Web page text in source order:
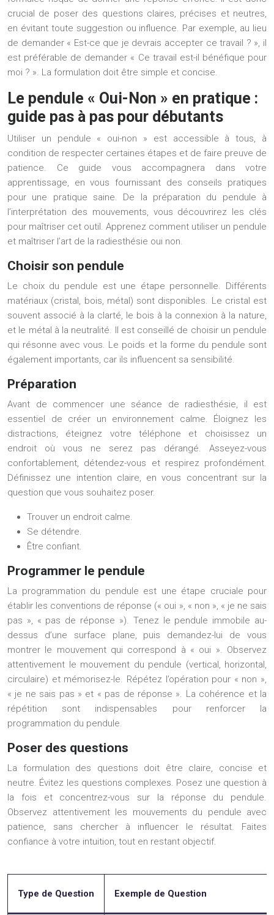
crucial de poser des questions claires, précises et neutres,
en évitant toute suggestion ou influence. Par exemple, au lieu
de demander « Est-ce que je devrais accepter ce travail ? », il
est préférable de demander « Ce travail est-il bénéfique pour
moi ? ». La formulation doit être simple et concise.
Le pendule « Oui-Non » en pratique :
guide pas à pas pour débutants
Utiliser un pendule « oui-non » est accessible à tous, à
condition de respecter certaines étapes et de faire preuve de
patience. Ce guide vous accompagnera dans votre
apprentissage, en vous fournissant des conseils pratiques
pour une pratique saine. De la préparation du pendule à
l’interprétation des mouvements, vous découvrirez les clés
pour maîtriser cet outil. Apprenez comment utiliser un pendule
et maîtriser l’art de la radiesthésie oui non.
Choisir son pendule
Le choix du pendule est une étape personnelle. Différents
matériaux (cristal, bois, métal) sont disponibles. Le cristal est
souvent associé à la clarté, le bois à la connexion à la nature,
et le métal à la neutralité. Il est conseillé de choisir un pendule
qui résonne avec vous. Le poids et la forme du pendule sont
également importants, car ils influencent sa sensibilité.
Préparation
Avant de commencer une séance de radiesthésie, il est
essentiel de créer un environnement calme. Éloignez les
distractions, éteignez votre téléphone et choisissez un
endroit où vous ne serez pas dérangé. Asseyez-vous
confortablement, détendez-vous et respirez profondément.
Définissez une intention claire, en vous concentrant sur la
question que vous souhaitez poser.
Trouver un endroit calme.
Se détendre.
Être confiant.
Programmer le pendule
La programmation du pendule est une étape cruciale pour
établir les conventions de réponse (« oui », « non », « je ne sais
pas », « pas de réponse »). Tenez le pendule immobile au-
dessus d’une surface plane, puis demandez-lui de vous
montrer le mouvement qui correspond à « oui ». Observez
attentivement le mouvement du pendule (vertical, horizontal,
circulaire) et mémorisez-le. Répétez l’opération pour « non »,
« je ne sais pas » et « pas de réponse ». La cohérence et la
répétition sont indispensables pour renforcer la
programmation du pendule.
Poser des questions
La formulation des questions doit être claire, concise et
neutre. Évitez les questions complexes. Posez une question à
la fois et concentrez-vous sur la réponse du pendule.
Observez attentivement les mouvements du pendule avec
patience, sans chercher à influencer le résultat. Faites
confiance à votre intuition, tout en restant objectif.
Type de Question Exemple de Question